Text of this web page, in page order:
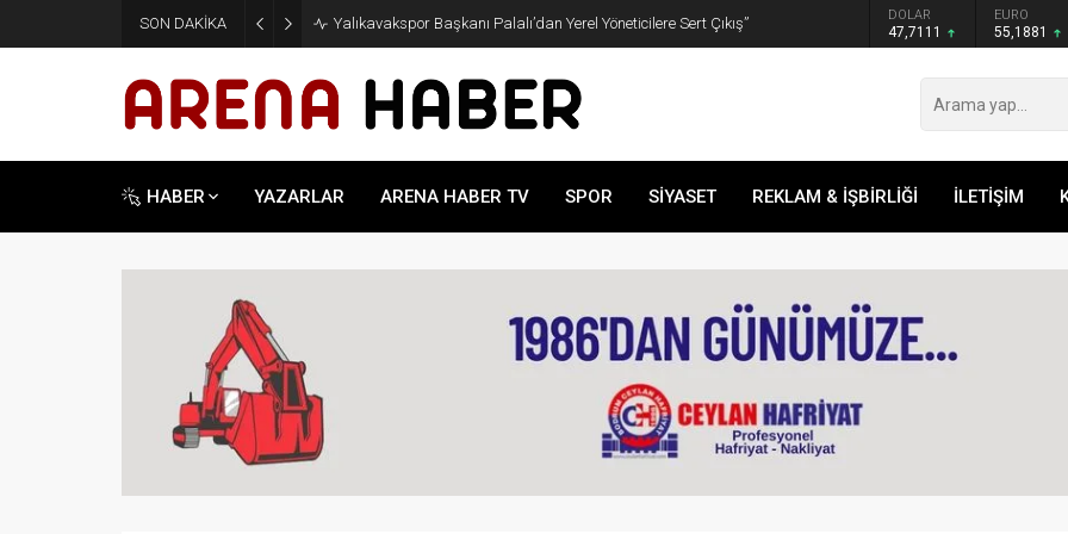
SON DAKİKA Yalıkavakspor Başkanı Palalı’dan Yerel Yöneticilere Sert Çıkış” DOLAR
47,7111
EURO
55,1881
HABER YAZARLAR ARENA HABER TV SPOR SİYASET REKLAM & İŞBİRLİĞİ İLETİŞİM